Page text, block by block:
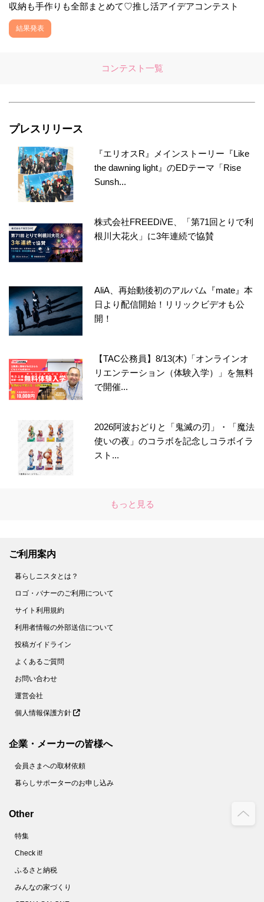
収納も手作りも全部まとめて♡推し活アイデアコンテスト
結果発表
コンテスト一覧
プレスリリース
『エリオスR』メインストーリー『Like
the dawning light』のEDテーマ「Rise
Sunsh...
株式会社FREEDiVE、「第71回とりで利
根川大花火」に3年連続で協賛
AliA、再始動後初のアルバム『mate』本
日より配信開始！リリックビデオも公
開！
【TAC公務員】8/13(木)「オンラインオ
リエンテーション（体験入学）」を無料
で開催...
2026阿波おどりと「鬼滅の刃」・「魔法
使いの夜」のコラボを記念しコラボイラ
スト...
もっと見る
ご利用案内
暮らしニスタとは？
ロゴ・バナーのご利用について
サイト利用規約
利用者情報の外部送信について
投稿ガイドライン
よくあるご質問
お問い合わせ
運営会社
個人情報保護方針
企業・メーカーの皆様へ
会員さまへの取材依頼
暮らしサポーターのお申し込み
Other
特集
Check it!
ふるさと納税
みんなの家づくり